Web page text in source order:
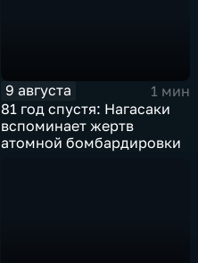
9 августа
1 мин
81 год спустя: Нагасаки
вспоминает жертв
атомной бомбардировки